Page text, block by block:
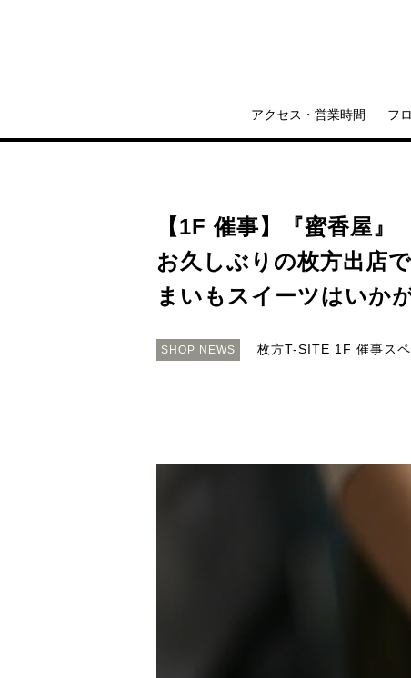
アクセス・営業時間 フ
【1F 催事】『蜜香屋』
お久しぶりの枚方出店
まいもスイーツはいか
SHOP NEWS 枚方T-SITE 1F 催事スペ